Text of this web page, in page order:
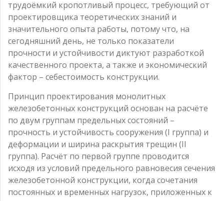
трудоёмкий кропотливый процесс, требующий от
проектировщика теоретических знаний и
значительного опыта работы, потому что, на
сегодняшний день, не только показатели
прочности и устойчивости диктуют разработкой
качественного проекта, а также и экономический
фактор – себестоимость конструкции.
Принцип проектирования монолитных
железобетонных конструкций основан на расчёте
по двум группам предельных состояний –
прочность и устойчивость сооружения (I группа) и
деформации и ширина раскрытия трещин (II
группа). Расчёт по первой группе проводится
исходя из условий предельного равновесия сечения
железобетонной конструкции, когда сочетания
постоянных и временных нагрузок, приложенных к